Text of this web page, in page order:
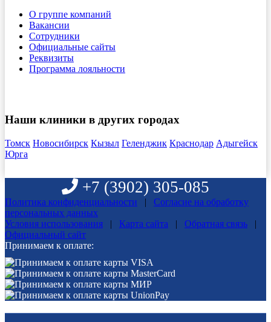
О группе компаний
Вакансии
Сотрудники
Официальные сайты
Реквизиты
Программа лояльности
Наши клиники в других городах
Томск Новосибирск Кызыл Геленджик Краснодар Адыгейск
Юрга
+7 (3902) 305-085
Политика конфиденциальности |
Согласие на обработку
персональных данных
Условия использования
| Карта сайта | Обратная связь
|
Официальный сайт
Принимаем к оплате: